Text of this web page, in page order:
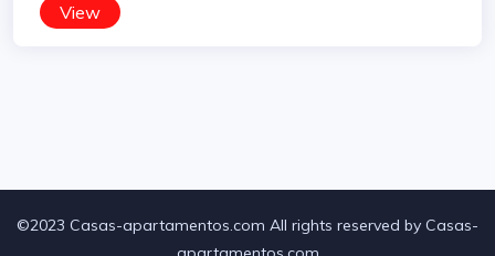
View
©2023 Casas-apartamentos.com All rights reserved by Casas-